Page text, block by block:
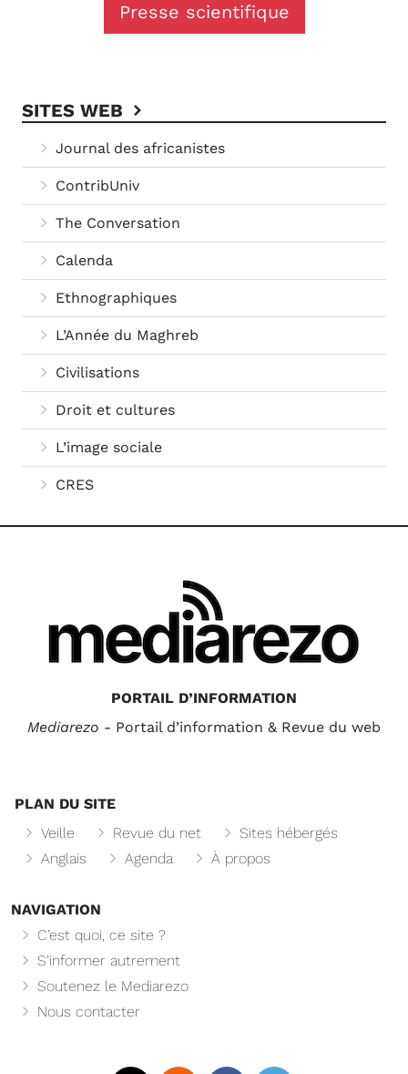
Presse scientifique
SITES WEB
Journal des africanistes
ContribUniv
The Conversation
Calenda
Ethnographiques
L’Année du Maghreb
Civilisations
Droit et cultures
L’image sociale
CRES
PORTAIL D’INFORMATION
Mediarezo - Portail d’information & Revue du web
PLAN DU SITE
Veille
Revue du net
Sites hébergés
Anglais
Agenda À propos
NAVIGATION
C’est quoi, ce site ?
S’informer autrement
Soutenez le Mediarezo
Nous contacter